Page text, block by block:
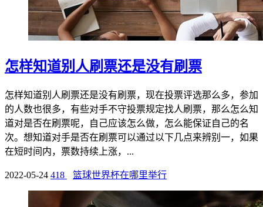
怎样知道别人刷票还是没有刷票
怎样知道别人刷票还是没有刷票，现在投票评选那么多，参加
的人数也很多，有些对手不守投票规定找人刷票，那么怎么知
道对是否在刷票呢，自己应该怎么做，怎么能保证自己的名
次。想知道对手是否在刷票可以通过以下几点来辨别一，如果
在短时间内，票数持续上涨，...
2022-05-24 418 篮球世界杯在哪里举行